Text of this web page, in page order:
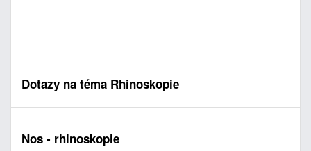
Dotazy na téma Rhinoskopie
Nos - rhinoskopie